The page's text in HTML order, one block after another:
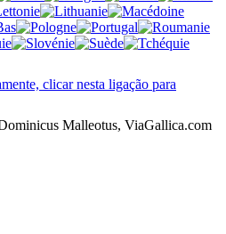
clicar nesta ligação para
Malleotus, ViaGallica.com